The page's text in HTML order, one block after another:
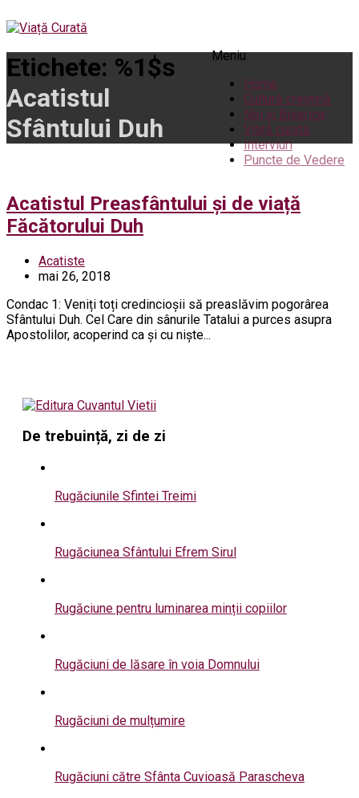
Meniu
Home
Cultură creștină
Noi și Biserica
Viață curată
Interviuri
Puncte de Vedere
Etichete: %1$s
Acatistul
Sfântului Duh
Acatistul Preasfântului și de viață
Făcătorului Duh
Acatiste
mai 26, 2018
Condac 1: Veniți toți credincioșii să preaslăvim pogorârea
Sfântului Duh. Cel Care din sânurile Tatalui a purces asupra
Apostolilor, acoperind ca și cu niște...
De trebuință, zi de zi
Rugăciunile Sfintei Treimi
Rugăciunea Sfântului Efrem Sirul
Rugăciune pentru luminarea minții copiilor
Rugăciuni de lăsare în voia Domnului
Rugăciuni de mulțumire
Rugăciuni către Sfânta Cuvioasă Parascheva